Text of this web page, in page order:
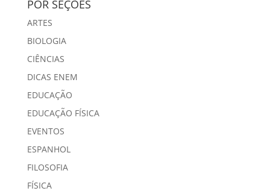
POR SEÇÕES
ARTES
BIOLOGIA
CIÊNCIAS
DICAS ENEM
EDUCAÇÃO
EDUCAÇÃO FÍSICA
EVENTOS
ESPANHOL
FILOSOFIA
FÍSICA